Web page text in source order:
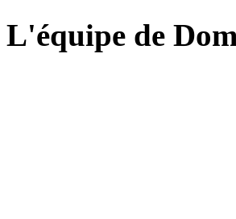
L'équipe de